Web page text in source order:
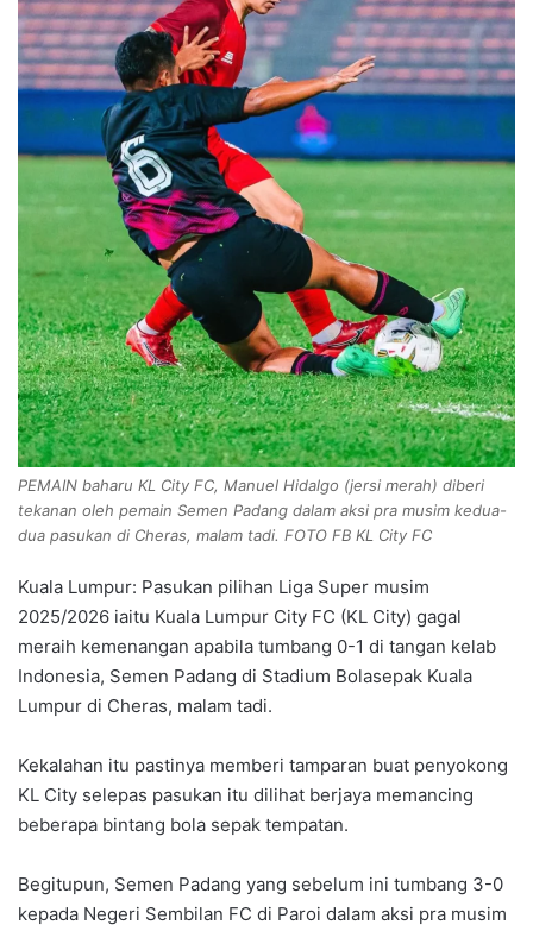
PEMAIN baharu KL City FC, Manuel Hidalgo (jersi merah) diberi
tekanan oleh pemain Semen Padang dalam aksi pra musim kedua-
dua pasukan di Cheras, malam tadi. FOTO FB KL City FC
Kuala Lumpur: Pasukan pilihan Liga Super musim
2025/2026 iaitu Kuala Lumpur City FC (KL City) gagal
meraih kemenangan apabila tumbang 0-1 di tangan kelab
Indonesia, Semen Padang di Stadium Bolasepak Kuala
Lumpur di Cheras, malam tadi.
Kekalahan itu pastinya memberi tamparan buat penyokong
KL City selepas pasukan itu dilihat berjaya memancing
beberapa bintang bola sepak tempatan.
Begitupun, Semen Padang yang sebelum ini tumbang 3-0
kepada Negeri Sembilan FC di Paroi dalam aksi pra musim